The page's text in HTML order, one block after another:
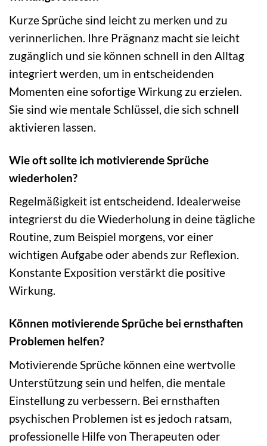
Kurze Sprüche sind leicht zu merken und zu
verinnerlichen. Ihre Prägnanz macht sie leicht
zugänglich und sie können schnell in den Alltag
integriert werden, um in entscheidenden
Momenten eine sofortige Wirkung zu erzielen.
Sie sind wie mentale Schlüssel, die sich schnell
aktivieren lassen.
Wie oft sollte ich motivierende Sprüche
wiederholen?
Regelmäßigkeit ist entscheidend. Idealerweise
integrierst du die Wiederholung in deine tägliche
Routine, zum Beispiel morgens, vor einer
wichtigen Aufgabe oder abends zur Reflexion.
Konstante Exposition verstärkt die positive
Wirkung.
Können motivierende Sprüche bei ernsthaften
Problemen helfen?
Motivierende Sprüche können eine wertvolle
Unterstützung sein und helfen, die mentale
Einstellung zu verbessern. Bei ernsthaften
psychischen Problemen ist es jedoch ratsam,
professionelle Hilfe von Therapeuten oder